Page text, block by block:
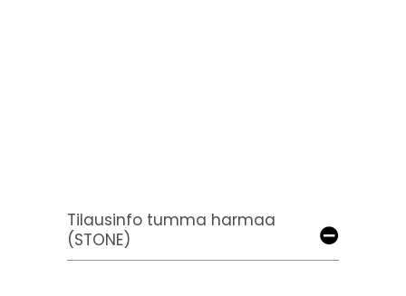
Tilausinfo tumma harmaa
(STONE)